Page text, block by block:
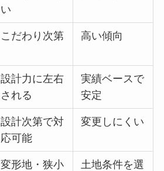
い
こだわり次第 高い傾向
設計力に左右
される
実績ベースで
安定
設計次第で対
応可能
変更しにくい
変形地・狭小
土地条件を選